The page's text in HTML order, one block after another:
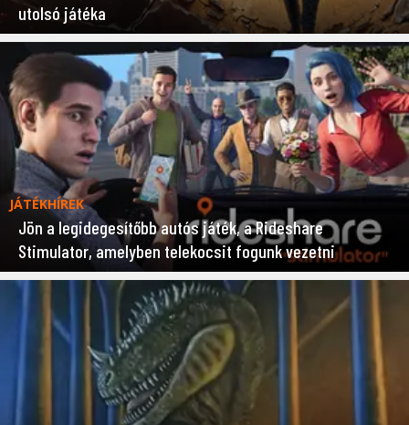
utolsó játéka
JÁTÉKHÍREK
Jön a legidegesítőbb autós játék, a Rideshare
Stimulator, amelyben telekocsit fogunk vezetni